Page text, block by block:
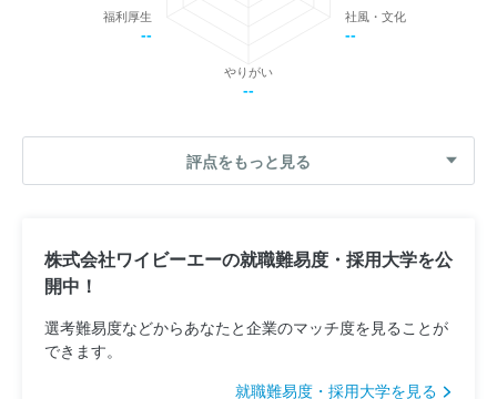
社風・文化
--
やりがい
--
福利厚生
--
評点をもっと見る
株式会社ワイビーエーの就職難易度・採用大学を公
開中！
選考難易度などからあなたと企業のマッチ度を見ることが
できます。
就職難易度・採用大学を見る